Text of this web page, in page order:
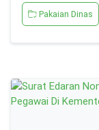
Pakaian Dinas